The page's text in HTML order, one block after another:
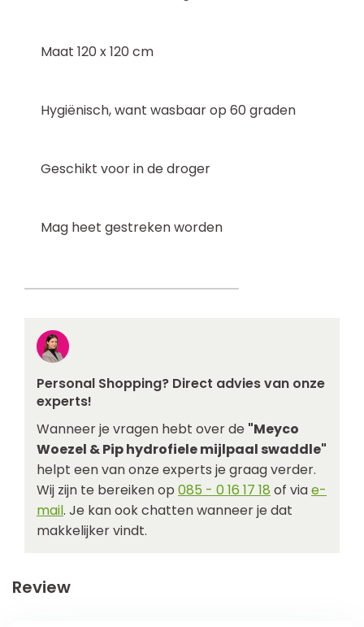
Maat 120 x 120 cm
Hygiënisch, want wasbaar op 60 graden
Geschikt voor in de droger
Mag heet gestreken worden
Personal Shopping? Direct advies van onze
experts!
Wanneer je vragen hebt over de "Meyco
Woezel & Pip hydrofiele mijlpaal swaddle"
helpt een van onze experts je graag verder.
Wij zijn te bereiken op 085 - 0 16 17 18 of viae-
mail. Je kan ook chatten wanneer je dat
makkelijker vindt.
Review